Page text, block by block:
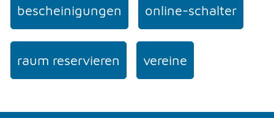
bescheinigungen online-schalter
raum reservieren vereine